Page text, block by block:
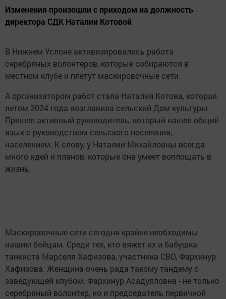
Изменения произошли с приходом на должность
директора СДК Наталии Котовой
В Нижнем Услоне активизировались работа
серебряных волонтеров, которые собираются в
местном клубе и плетут маскировочные сети.
А организатором работ стала Наталия Котова, которая
летом 2024 года возглавила сельский Дом культуры.
Пришел активный руководитель, который нашел общий
язык с руководством сельского поселения,
населением. К слову, у Наталии Михайловны всегда
много идей и планов, которые она умеет воплощать в
жизнь.
Маскировочные сети сегодня крайне необходимы
нашим бойцам. Среди тех, кто вяжет их и бабушка
танкиста Марселя Хафизова, участника СВО, Фархинур
Хафизова. Женщина очень рада такому тандему с
заведующей клубом. Фархинур Асадулловна - не только
серебряный волонтер, но и председатель первичной